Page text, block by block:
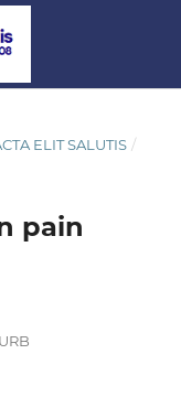
ELIT SALUTIS /
pain